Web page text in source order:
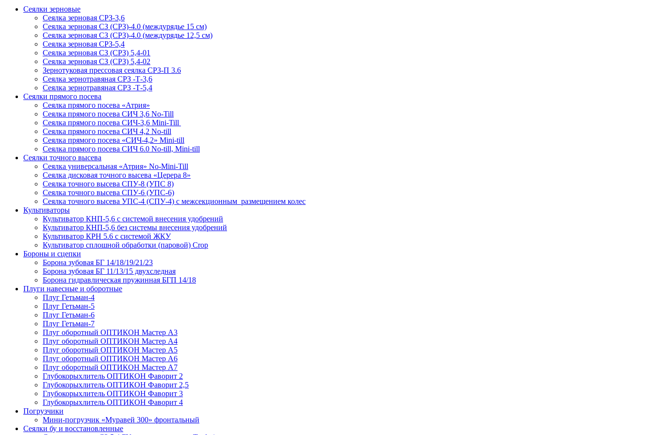
Сеялки зерновые
Сеялка зерновая СРЗ-3,6
Сеялка зерновая СЗ (СРЗ)-4.0 (междурядье 15 см)
Сеялка зерновая СЗ (СРЗ)-4.0 (междурядье 12,5 см)
Сеялка зерновая СРЗ-5,4
Сеялка зерновая СЗ (СРЗ) 5,4-01
Сеялка зерновая СЗ (СРЗ) 5,4-02
Зернотуковая прессовая сеялка СРЗ-П 3.6
Сеялка зернотравяная СРЗ -Т-3,6
Сеялка зернотравяная СРЗ -Т-5,4
Сеялки прямого посева
Сеялка прямого посева «Атрия»
Сеялка прямого посева СИЧ 3,6 No-Till
Сеялка прямого посева СИЧ-3,6 Mini-Till
Сеялка прямого посева СИЧ 4,2 No-till
Сеялка прямого посева «СИЧ-4,2» Mini-till
Сеялка прямого посева СИЧ 6.0 No-till, Mini-till
Сеялки точного высева
Сеялка универсальная «Атрия» No-Mini-Till
Сеялка дисковая точного высева «Церера 8»
Сеялка точного высева СПУ-8 (УПС 8)
Сеялка точного высева СПУ-6 (УПС-6)
Сеялка точного высева УПС-4 (СПУ-4) с межсекционным размещением колес
Культиваторы
Культиватор КНП-5,6 с системой внесения удобрений
Культиватор КНП-5,6 без системы внесения удобрений
Культиватор КРН 5.6 с системой ЖКУ
Культиватор сплошной обработки (паровой) Crop
Бороны и сцепки
Борона зубовая БГ 14/18/19/21/23
Борона зубовая БГ 11/13/15 двухследная
Борона гидравлическая пружинная БГП 14/18
Плуги навесные и оборотные
Плуг Гетьман-4
Плуг Гетьман-5
Плуг Гетьман-6
Плуг Гетьман-7
Плуг оборотный ОПТИКОН Мастер А3
Плуг оборотный ОПТИКОН Мастер А4
Плуг оборотный ОПТИКОН Мастер А5
Плуг оборотный ОПТИКОН Мастер А6
Плуг оборотный ОПТИКОН Мастер А7
Глубокорыхлитель ОПТИКОН Фаворит 2
Глубокорыхлитель ОПТИКОН Фаворит 2,5
Глубокорыхлитель ОПТИКОН Фаворит 3
Глубокорыхлитель ОПТИКОН Фаворит 4
Погрузчики
Мини-погрузчик «Муравей 300» фронтальный
Сеялки бу и восстановленные